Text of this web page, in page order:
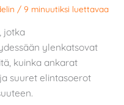
/ 9 minuutiksi luettavaa
jotka
ylenkatsovat
kuinka ankarat
suuret elintasoerot